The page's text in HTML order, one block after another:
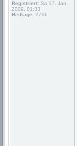
Registriert: Sa 17. Jan
2009, 01:33
Beiträge: 2706